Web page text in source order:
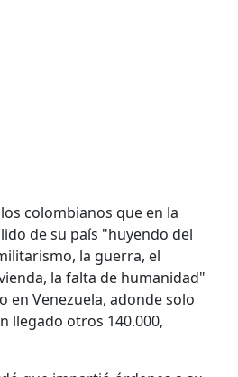
colombianos que en la
de su país "huyendo del
la guerra, el
la falta de humanidad"
en Venezuela, adonde solo
llegado otros 140.000,